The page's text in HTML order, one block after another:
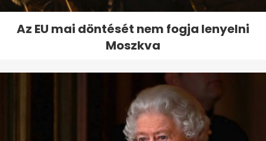
Az EU mai döntését nem fogja lenyelni
Moszkva